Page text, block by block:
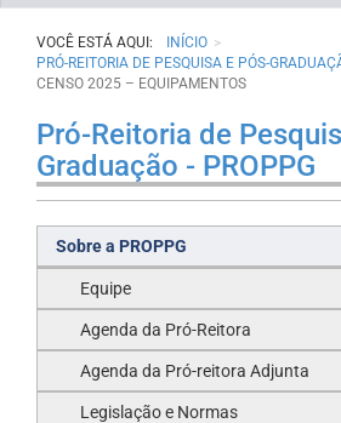
VOCÊ ESTÁ AQUI:
INÍCIO
PRÓ-REITORIA DE PESQUISA E PÓS-
CENSO 2025 – EQUIPAMENTOS
Pró-Reitoria de
Graduação - PROPPG
Sobre a PROPPG
Equipe
Agenda da Pró-Reitora
Agenda da Pró-reitora Adjunta
Legislação e Normas